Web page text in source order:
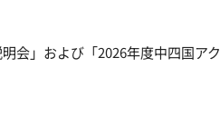
会」および「2026年度中四国アク